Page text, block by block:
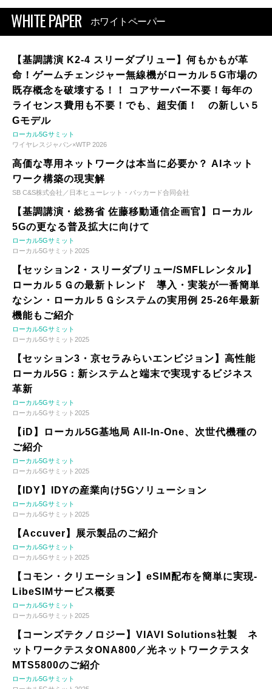
WHITE PAPER ホワイトペーパー
【基調講演 K2-4 スリーダブリュー】何もかもが革
命！ゲームチェンジャー無線機がローカル５G市場の
既存概念を破壊する！！ コアサーバー不要！毎年の
ライセンス費用も不要！でも、超安価！ の新しい５
Gモデル
ローカル5Gサミット
ワイヤレスジャパン×WTP 2026
高価な専用ネットワークは本当に必要か？ AIネット
ワーク構築の現実解
SB C&S株式会社／日本ヒューレット・パッカード合同会社
【基調講演・総務省 佐藤移動通信企画官】ローカル
5Gの更なる普及拡大に向けて
ローカル5Gサミット
ローカル5Gサミット2025
【セッション2・スリーダブリュー/SMFLレンタル】
ローカル５Ｇの最新トレンド 導入・実装が一番簡単
なシン・ローカル５Ｇシステムの実用例 25-26年最新
機能もご紹介
ローカル5Gサミット
ローカル5Gサミット2025
【セッション3・京セラみらいエンビジョン】高性能
ローカル5G：新システムと端末で実現するビジネス
革新
ローカル5Gサミット
ローカル5Gサミット2025
【iD】ローカル5G基地局 All-In-One、次世代機種の
ご紹介
ローカル5Gサミット
ローカル5Gサミット2025
【IDY】IDYの産業向け5Gソリューション
ローカル5Gサミット
ローカル5Gサミット2025
【Accuver】展示製品のご紹介
ローカル5Gサミット
ローカル5Gサミット2025
【コモン・クリエーション】eSIM配布を簡単に実現-
LibeSIMサービス概要
ローカル5Gサミット
ローカル5Gサミット2025
【コーンズテクノロジー】VIAVI Solutions社製 ネ
ットワークテスタONA800／光ネットワークテスタ
MTS5800のご紹介
ローカル5Gサミット